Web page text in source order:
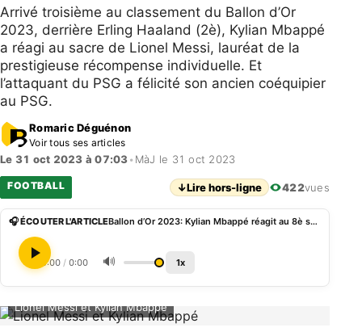
Arrivé troisième au classement du Ballon d’Or
2023, derrière Erling Haaland (2è), Kylian Mbappé
a réagi au sacre de Lionel Messi, lauréat de la
prestigieuse récompense individuelle. Et
l’attaquant du PSG a félicité son ancien coéquipier
au PSG.
Romaric Déguénon
Voir tous ses articles
Le 31 oct 2023 à 07:03• MàJ le 31 oct 2023
FOOTBALL ↓Lire hors-ligne 422vues
🎧 ÉCOUTER L'ARTICLE Ballon d’Or 2023: Kylian Mbappé réagit au 8è sacre de Lionel Messi
0:00 / 0:00 🔊 1x
Lionel Messi et Kylian Mbappé